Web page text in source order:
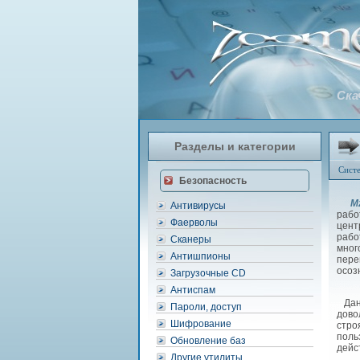
Разделы и категории
Безопасность
Антивирусы
Фаерволы
Сканеры
Антишпионы
Загрузочные CD
Антиспам
Пароли, доступ
Шифрование
Обновление баз
Другие утилиты